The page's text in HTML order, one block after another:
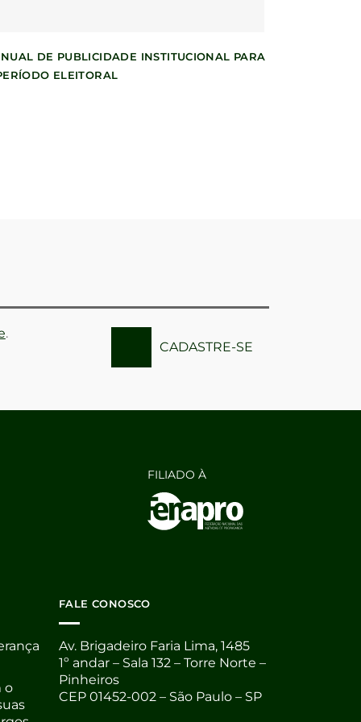
DE PUBLICIDADE INSTITUCIONAL PARA
ELEITORAL
.
CADASTRE-SE
FILIADO À
o
FALE CONOSCO
Av. Brigadeiro Faria Lima, 1485
1º andar – Sala 132 – Torre Norte –
Pinheiros
CEP 01452-002 – São Paulo – SP